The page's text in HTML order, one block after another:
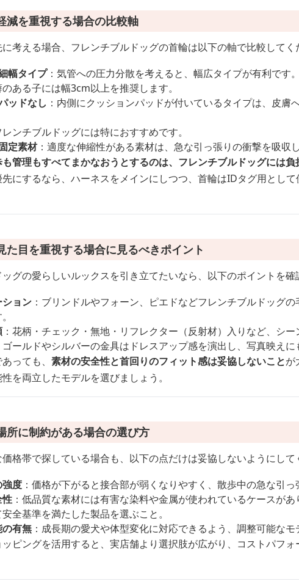
減を重視する場合の比較軸
考える場合、フレンチブルドッグの首輪は以下の軸で比較してく
幅タイプ：気管への圧力分散を考えると、幅広タイプが有利です。
ある子には幅3cm以上を推奨します。
ッドなし ：内側にクッションパッドが付いているタイプは、皮膚
ンチブルドッグには特におすすめです。
定素材：適度な伸縮性がある素材は、急な引っ張りの衝撃を吸収し
管理もすべてまかなおうとするのは、フレンチブルドッグには負
にするなら、ハーネスをメインにしつつ、首輪はIDタグ用とし
た目を重視する場合に見るべきポイント
グの愛らしいルックスを引き立てたいなら、以下のポイントを確
ョン ：ブリンドルやフォーン、ピエドなどフレンチブルドッグ
：花柄・チェック・無地・リフレクター（反射材）入りなど、シー
ールドやシルバーの金具はドレスアップ感を演出し、写真映えに
っても、 素材の安全性と首回りのフィット感は妥協しないことが
を両立したモデルを選びましょう。
所に制約がある場合の選び方
格帯で探している場合も、以下の点だけは妥協しないようにして
度 ：価格が下がると接合部が弱くなりやすく、散歩中の急な引っ
性 ：低品質な素材には有害な染料や金属が使われているケースがあ
全基準を満たした製品を選ぶこと。
有無 ：成長期の愛犬や体型変化に対応できるよう、調整可能なモ
ピングを活用すると、実店舗より選択肢が広がり、コストパフォ